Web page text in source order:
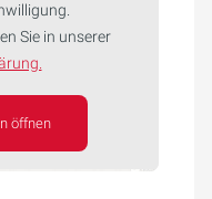
Sie in unserer
öffnen